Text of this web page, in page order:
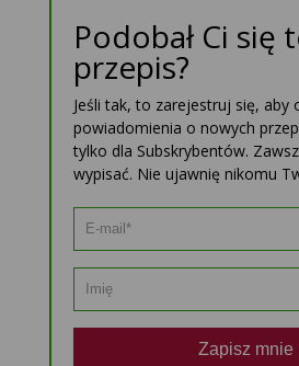
Podobał Ci się
przepis?
Jeśli tak, to zarejestruj się, aby
powiadomienia o nowych
tylko dla Subskrybentów.
wypisać. Nie ujawnię nikomu
Zapisz mnie